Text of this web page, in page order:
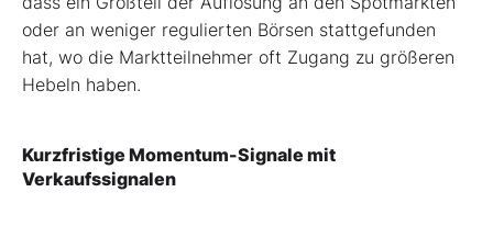
oder an weniger regulierten Börsen stattgefunden
hat, wo die Marktteilnehmer oft Zugang zu größeren
Hebeln haben.
Kurzfristige Momentum-Signale mit
Verkaufssignalen